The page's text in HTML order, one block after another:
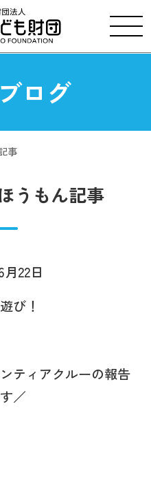
ログ
事
うもん記事
22日
び！
ティアクルーの報告
／